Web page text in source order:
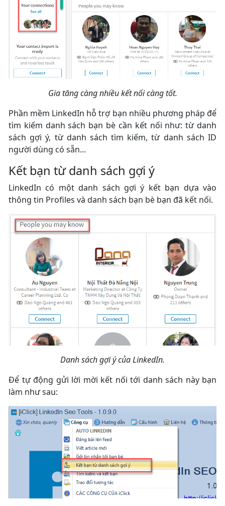
Gia tăng càng nhiều kết nối càng tốt.
Phần mềm LinkedIn hỗ trợ bạn nhiều phương pháp để
tìm kiếm danh sách bạn bè cần kết nối như: từ danh
sách gợi ý, từ danh sách tìm kiếm, từ danh sách ID
người dùng có sẵn...
Kết bạn từ danh sách gợi ý
LinkedIn có một danh sách gợi ý kết bạn dựa vào
thông tin Profiles và danh sách bạn bè bạn đã kết nối.
Danh sách gợi ý của LinkedIn.
Để tự động gửi lời mời kết nối tới danh sách này bạn
làm như sau: